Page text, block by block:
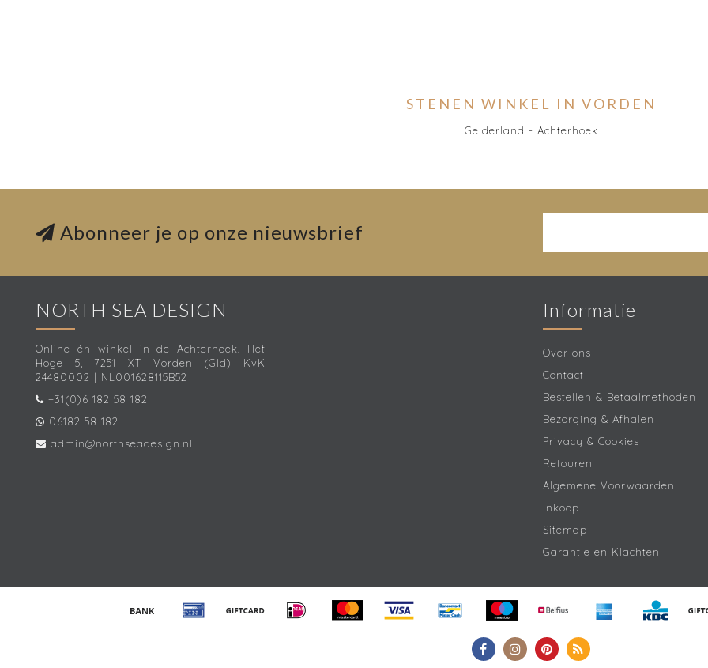
STENEN WINKEL IN VORDEN
Gelderland - Achterhoek
Abonneer je op onze nieuwsbrief
NORTH SEA DESIGN
Online én winkel in de Achterhoek. Het
Hoge 5, 7251 XT Vorden (Gld) KvK
24480002 | NL001628115B52
+31(0)6 182 58 182
06182 58 182
admin@northseadesign.nl
Informatie
Over ons
Contact
Bestellen & Betaalmethoden
Bezorging & Afhalen
Privacy & Cookies
Retouren
Algemene Voorwaarden
Inkoop
Sitemap
Garantie en Klachten